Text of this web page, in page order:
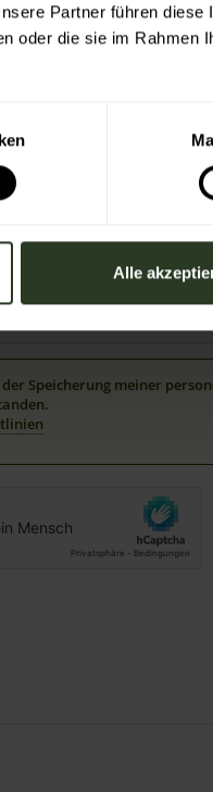
Partner führen diese
oder die sie im Rahmen
Alle
Speicherung meiner